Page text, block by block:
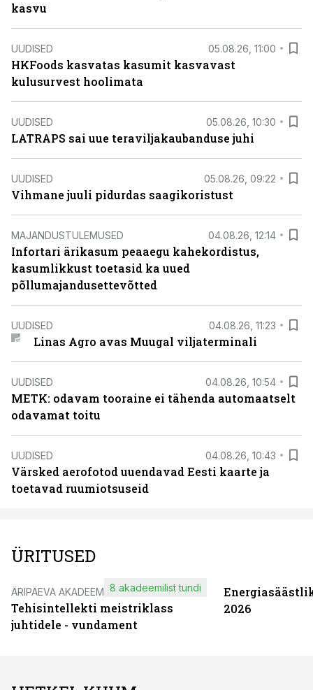
kasvu
UUDISED 05.08.26, 11:00
HKFoods kasvatas kasumit kasvavast
kulusurvest hoolimata
UUDISED 05.08.26, 10:30
LATRAPS sai uue teraviljakaubanduse juhi
UUDISED 05.08.26, 09:22
Vihmane juuli pidurdas saagikoristust
MAJANDUSTULEMUSED 04.08.26, 12:14
Infortari ärikasum peaaegu kahekordistus,
kasumlikkust toetasid ka uued
põllumajandusettevõtted
UUDISED 04.08.26, 11:23
Linas Agro avas Muugal viljaterminali
UUDISED 04.08.26, 10:54
METK: odavam tooraine ei tähenda automaatselt
odavamat toitu
UUDISED 04.08.26, 10:43
Värsked aerofotod uuendavad Eesti kaarte ja
toetavad ruumiotsuseid
ÜRITUSED
ÄRIPÄEVA AKADEEMIA
Tehisintellekti meistriklass
juhtidele - vundament
8 akadeemilist tundi
2026